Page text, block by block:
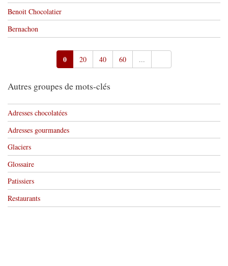
Benoit Chocolatier
Bernachon
0 20 40 60 ...
Autres groupes de mots-clés
Adresses chocolatées
Adresses gourmandes
Glaciers
Glossaire
Patissiers
Restaurants